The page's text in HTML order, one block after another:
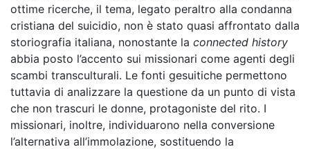
ottime ricerche, il tema, legato peraltro alla condanna
cristiana del suicidio, non è stato quasi affrontato dalla
storiografia italiana, nonostante la connected history
abbia posto l’accento sui missionari come agenti degli
scambi transculturali. Le fonti gesuitiche permettono
tuttavia di analizzare la questione da un punto di vista
che non trascuri le donne, protagoniste del rito. I
missionari, inoltre, individuarono nella conversione
l’alternativa all’immolazione, sostituendo la